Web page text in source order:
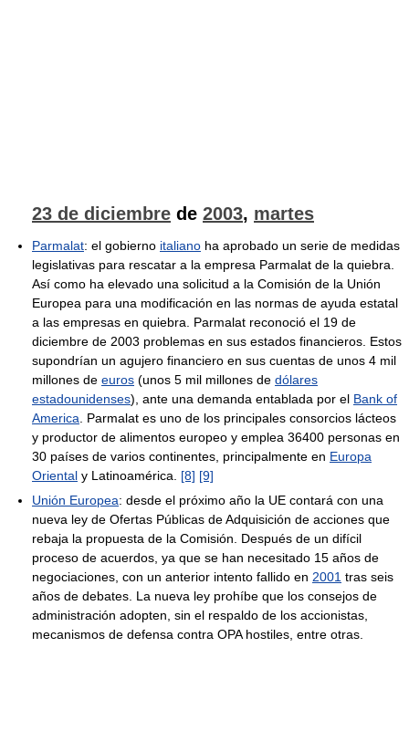
23 de diciembre de 2003, martes
Parmalat: el gobierno italiano ha aprobado un serie de medidas
legislativas para rescatar a la empresa Parmalat de la quiebra.
Así como ha elevado una solicitud a la Comisión de la Unión
Europea para una modificación en las normas de ayuda estatal
a las empresas en quiebra. Parmalat reconoció el 19 de
diciembre de 2003 problemas en sus estados financieros. Estos
supondrían un agujero financiero en sus cuentas de unos 4 mil
millones de euros (unos 5 mil millones de dólares
estadounidenses), ante una demanda entablada por el Bank of
America . Parmalat es uno de los principales consorcios lácteos
y productor de alimentos europeo y emplea 36400 personas en
30 países de varios continentes, principalmente en Europa
Oriental y Latinoamérica. [8] [9]
Unión Europea: desde el próximo año la UE contará con una
nueva ley de Ofertas Públicas de Adquisición de acciones que
rebaja la propuesta de la Comisión. Después de un difícil
proceso de acuerdos, ya que se han necesitado 15 años de
negociaciones, con un anterior intento fallido en 2001 tras seis
años de debates. La nueva ley prohíbe que los consejos de
administración adopten, sin el respaldo de los accionistas,
mecanismos de defensa contra OPA hostiles, entre otras.